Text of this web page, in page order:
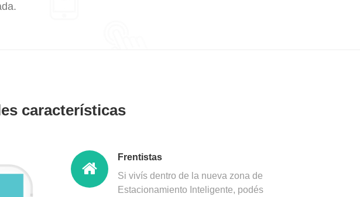
características
Frentistas
Si vivís dentro de la nueva zona de
Estacionamiento Inteligente, podés